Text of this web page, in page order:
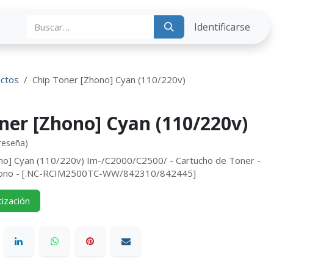
Convocatoria Identificarse
Chip Toner [Zhono] Cyan (110/220v)
[Zhono] Cyan (110/220v)
Cyan (110/220v) Im-/C2000/C2500/ - Cartucho de Toner -
- [.NC-RCIM2500TC-WW/842310/842445]